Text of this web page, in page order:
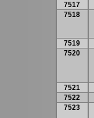
7517
7518
7519
7520
7521
7522
7523